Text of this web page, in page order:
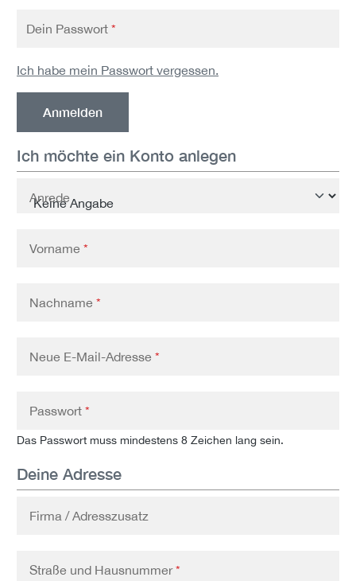
Dein Passwort *
Ich habe mein Passwort vergessen.
Anmelden
Ich möchte ein Konto anlegen
Persönliche Informationen
Anrede
Vorname *
Nachname *
Neue E-Mail-Adresse *
Passwort *
Das Passwort muss mindestens 8 Zeichen lang sein.
Deine Adresse
Firma / Adresszusatz
Straße und Hausnummer*